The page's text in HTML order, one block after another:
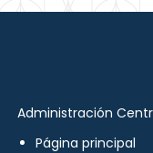
Administración
Página principal